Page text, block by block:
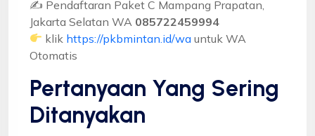
✍ Pendaftaran Paket C Mampang Prapatan,
Jakarta Selatan WA 085722459994
klik https://pkbmintan.id/wa untuk WA
Otomatis
Pertanyaan Yang Sering
Ditanyakan